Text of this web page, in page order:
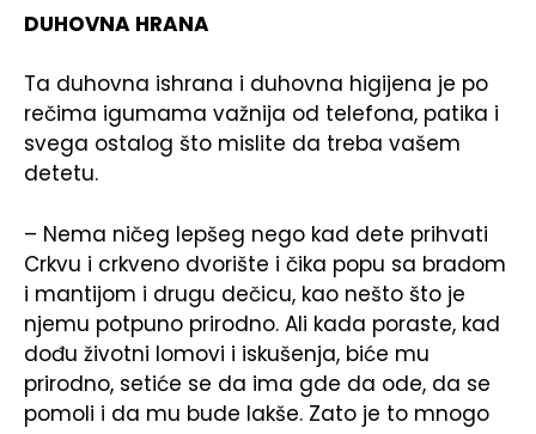
DUHOVNA HRANA
Ta duhovna ishrana i duhovna higijena je po
rečima igumama važnija od telefona, patika i
svega ostalog što mislite da treba vašem
detetu.
– Nema ničeg lepšeg nego kad dete prihvati
Crkvu i crkveno dvorište i čika popu sa bradom
i mantijom i drugu dečicu, kao nešto što je
njemu potpuno prirodno. Ali kada poraste, kad
dođu životni lomovi i iskušenja, biće mu
prirodno, setiće se da ima gde da ode, da se
pomoli i da mu bude lakše. Zato je to mnogo